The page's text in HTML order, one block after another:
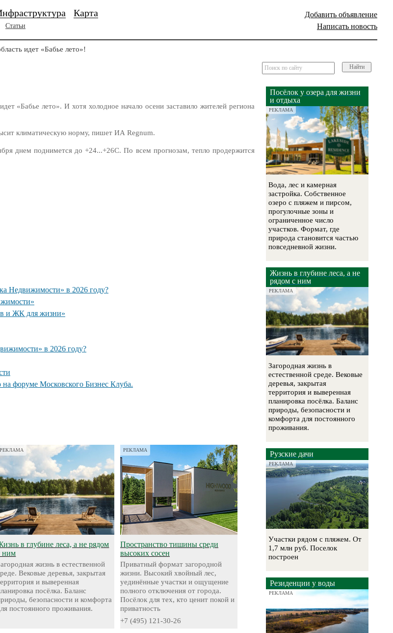
Добавить объявление
Написать новость
Карта
Статьи
идет «Бабье лето»!
«Бабье лето». И хотя холодное начало осени заставило жителей региона
климатическую норму, пишет ИА Regnum.
днем поднимется до +24...+26С. По всем прогнозам, тепло продержится
Недвижимости» в 2026 году?
и ЖК для жизни»
в 2026 году?
форуме Московского Бизнес Клуба.
РЕКЛАМА
в глубине леса, а не рядом
ним
жизнь в естественной
Вековые деревья, закрытая
и выверенная
посёлка. Баланс
безопасности и комфорта
постоянного проживания.
РЕКЛАМА
Пространство тишины среди
высоких сосен
Приватный формат загородной
жизни. Высокий хвойный лес,
уединённые участки и ощущение
полного отключения от города.
Посёлок для тех, кто ценит покой и
приватность
+7 (495) 121-30-26
Найти
Посёлок у озера для жизни
и отдыха
РЕКЛАМА
Вода, лес и камерная
застройка. Собственное
озеро с пляжем и пирсом,
прогулочные зоны и
ограниченное число
участков. Формат, где
природа становится частью
повседневной жизни.
Жизнь в глубине леса, а не
рядом с ним
РЕКЛАМА
Загородная жизнь в
естественной среде. Вековые
деревья, закрытая
территория и выверенная
планировка посёлка. Баланс
природы, безопасности и
комфорта для постоянного
проживания.
Рузские дачи
РЕКЛАМА
Участки рядом с пляжем. От
1,7 млн руб. Поселок
построен
Резиденции у воды
РЕКЛАМА